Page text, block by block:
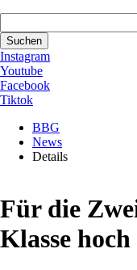
Suchen
Instagram
Youtube
Facebook
Tiktok
BBG
News
Details
Für die
Klasse hoch